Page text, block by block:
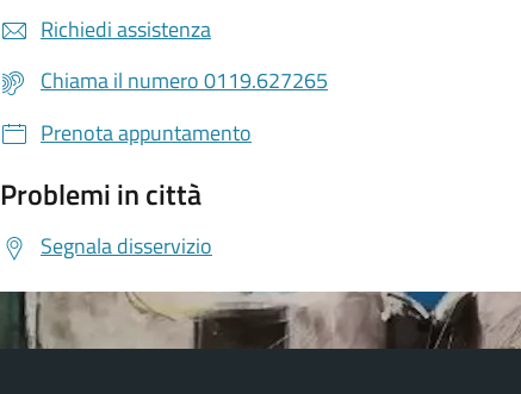
Richiedi assistenza
Chiama il numero 0119.627265
Prenota appuntamento
Problemi in città
Segnala disservizio